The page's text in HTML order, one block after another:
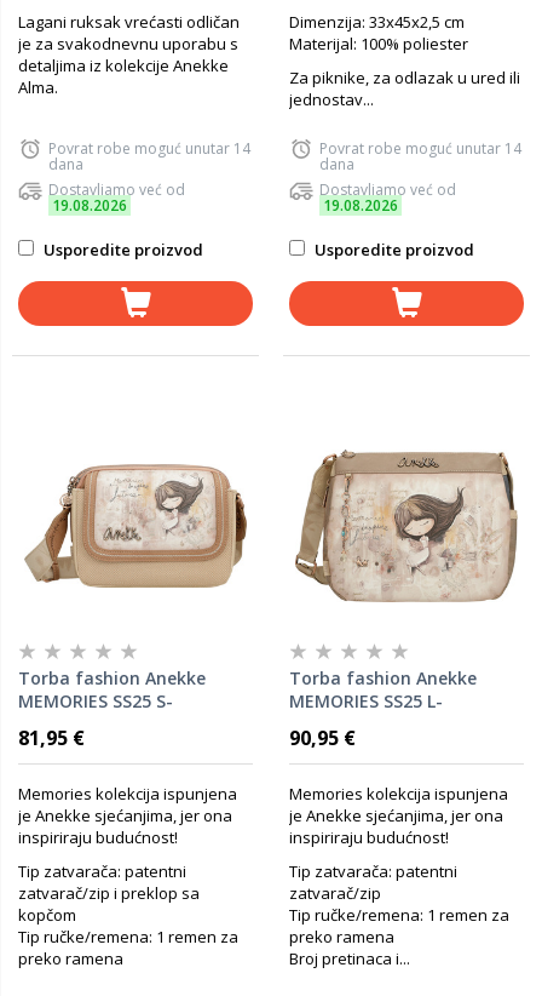
Lagani ruksak vrećasti odličan
je za svakodnevnu uporabu s
detaljima iz kolekcije Anekke
Alma.
Povrat robe moguć unutar 14
dana
Dostavljamo već od
19.08.2026
Usporedite proizvod
Dimenzija: 33x45x2,5 cm
Materijal: 100% poliester
Za piknike, za odlazak u ured ili
jednostav...
Povrat robe moguć unutar 14
dana
Dostavljamo već od
19.08.2026
Usporedite proizvod
Torba fashion Anekke
MEMORIES SS25 S-
81,95 €
Memories kolekcija ispunjena
je Anekke sjećanjima, jer ona
inspiriraju budućnost!
Tip zatvarača: patentni
zatvarač/zip i preklop sa
kopčom
Tip ručke/remena: 1 remen za
preko ramena
Torba fashion Anekke
MEMORIES SS25 L-
90,95 €
Memories kolekcija ispunjena
je Anekke sjećanjima, jer ona
inspiriraju budućnost!
Tip zatvarača: patentni
zatvarač/zip
Tip ručke/remena: 1 remen za
preko ramena
Broj pretinaca i...